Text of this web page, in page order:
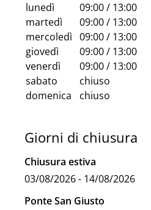
lunedì
09:00 / 13:00
martedì
09:00 / 13:00
mercoledì 09:00 / 13:00
giovedì
09:00 / 13:00
venerdì
09:00 / 13:00
sabato
chiuso
domenica
chiuso
Giorni di chiusura
Chiusura estiva
03/08/2026 - 14/08/2026
Ponte San Giusto